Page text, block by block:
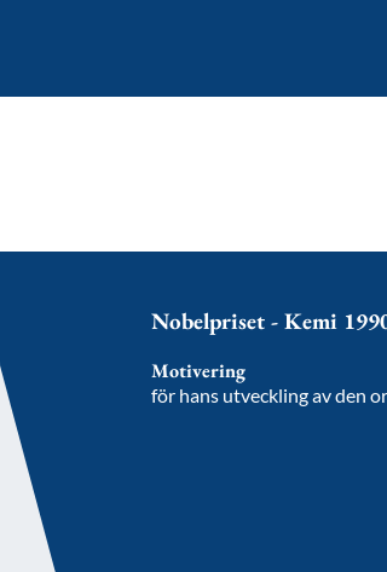
Nobelpriset - Kemi
Motivering
för hans utveckling av den